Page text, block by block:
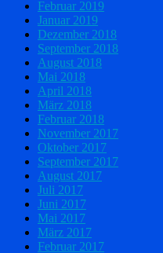
Februar 2019
Januar 2019
Dezember 2018
September 2018
August 2018
Mai 2018
April 2018
März 2018
Februar 2018
November 2017
Oktober 2017
September 2017
August 2017
Juli 2017
Juni 2017
Mai 2017
März 2017
Februar 2017